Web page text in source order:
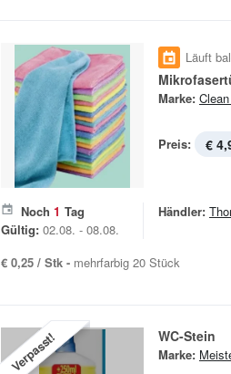
Läuft
Marke:
Preis: €
Noch 1 Tag
Gültig: 02.08. - 08.08.
Händler:
€ 0,25 / Stk - mehrfarbig 20 Stück
Verpasst! WC-Stein
Marke: